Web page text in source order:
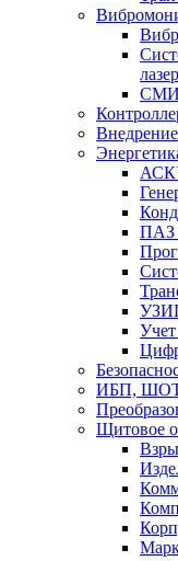
ПАЗ
ИБП,
Щитовое